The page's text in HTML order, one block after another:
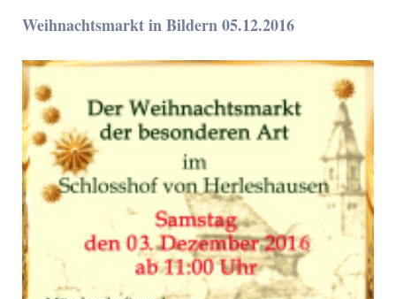
Weihnachtsmarkt in Bildern 05.12.2016